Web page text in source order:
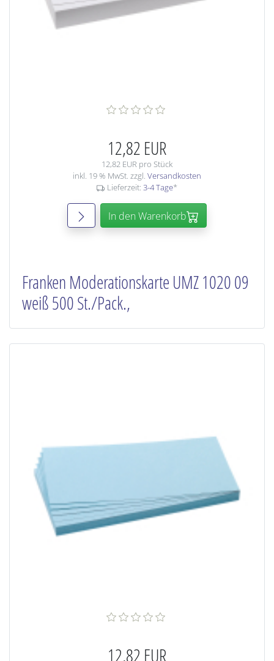
12,82 EUR
12,82 EUR pro Stück
inkl. 19 % MwSt. zzgl. Versandkosten
Lieferzeit: 3-4 Tage*
In den Warenkorb
Franken Moderationskarte UMZ 1020 09
weiß 500 St./Pack.,
12,82 EUR